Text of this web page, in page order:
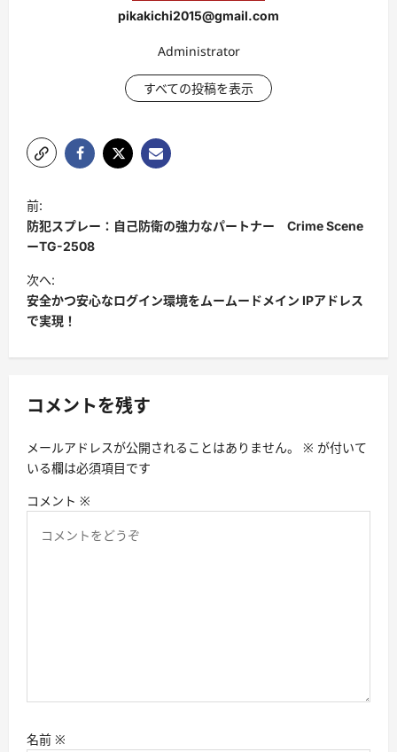
pikakichi2015@gmail.com
Administrator
すべての投稿を表示
投
稿
ナ
ビ
ゲ
ー
シ
ン
前:
防犯スプレー：自己防衛の強力なパートナー Crime Scene
ーTG-2508
次へ:
安全かつ安心なログイン環境をムームードメイン IPアドレス
で実現！
コメントを残す
メールアドレスが公開されることはありません。 ※ が付いて
いる欄は必須項目です
コメント ※
名前 ※